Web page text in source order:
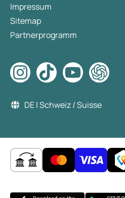
Impressum
Sitemap
Partnerprogramm
DE | Schweiz / Suisse